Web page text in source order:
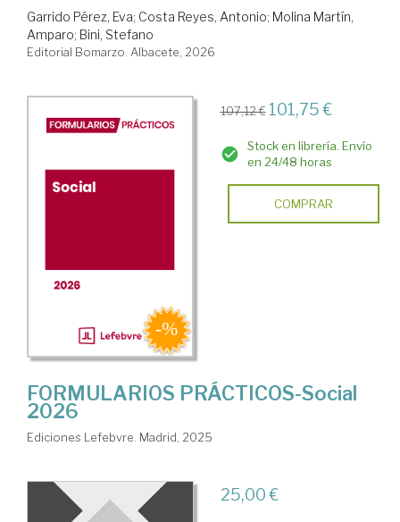
Garrido Pérez, Eva; Costa Reyes, Antonio; Molina Martín,
Amparo; Bini, Stefano
Editorial Bomarzo. Albacete, 2026
107,12 € 101,75 €
Stock en librería. Envío
en 24/48 horas
COMPRAR
FORMULARIOS PRÁCTICOS-Social
2026
Ediciones Lefebvre. Madrid, 2025
25,00 €